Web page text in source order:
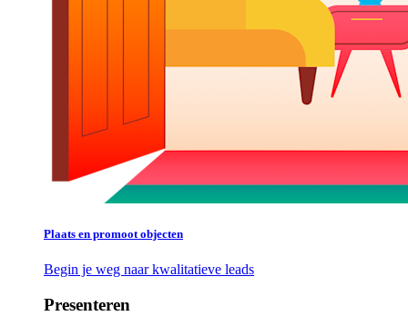
Plaats en promoot objecten
Begin je weg naar kwalitatieve leads
Presenteren